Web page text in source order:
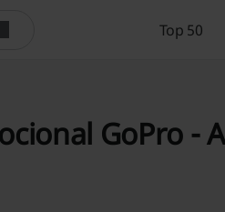
Top 50
GoPro -